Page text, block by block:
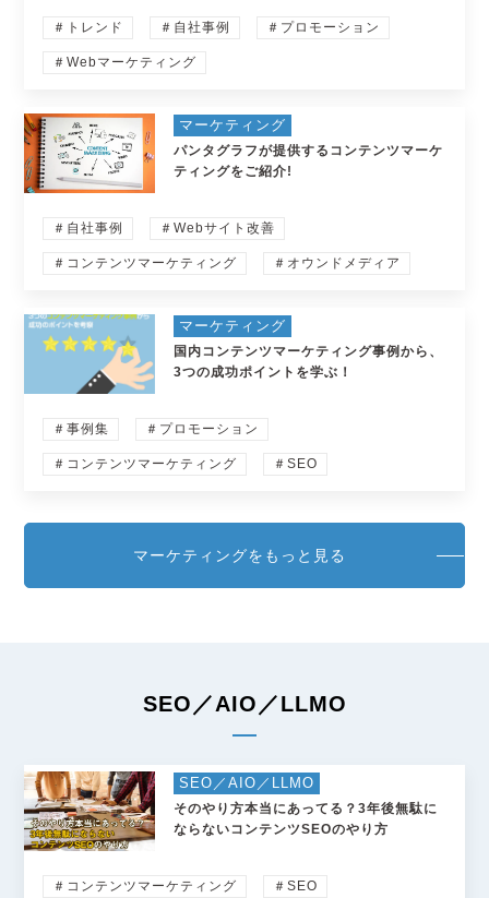
＃トレンド ＃自社事例 ＃プロモーション
＃Webマーケティング
マーケティング
パンタグラフが提供するコンテンツマーケ
ティングをご紹介!
＃自社事例 ＃Webサイト改善
＃コンテンツマーケティング ＃オウンドメディア
マーケティング
国内コンテンツマーケティング事例から、
3つの成功ポイントを学ぶ！
＃事例集 ＃プロモーション
＃コンテンツマーケティング ＃SEO
マーケティングをもっと見る
SEO／AIO／LLMO
SEO／AIO／LLMO
そのやり方本当にあってる？3年後無駄に
ならないコンテンツSEOのやり方
＃コンテンツマーケティング ＃SEO